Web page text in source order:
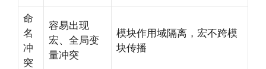
命
名
冲
突
容易出现
宏、全局变
量冲突
模块作用域隔离，宏不跨模
块传播